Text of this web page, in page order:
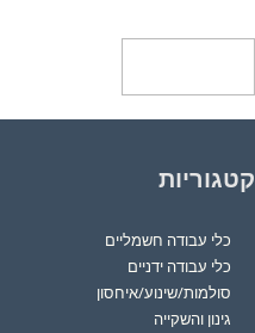
קטגוריות
כלי עבודה חשמליים
כלי עבודה ידניים
סולמות/שינוע/איחסון
גינון והשקייה